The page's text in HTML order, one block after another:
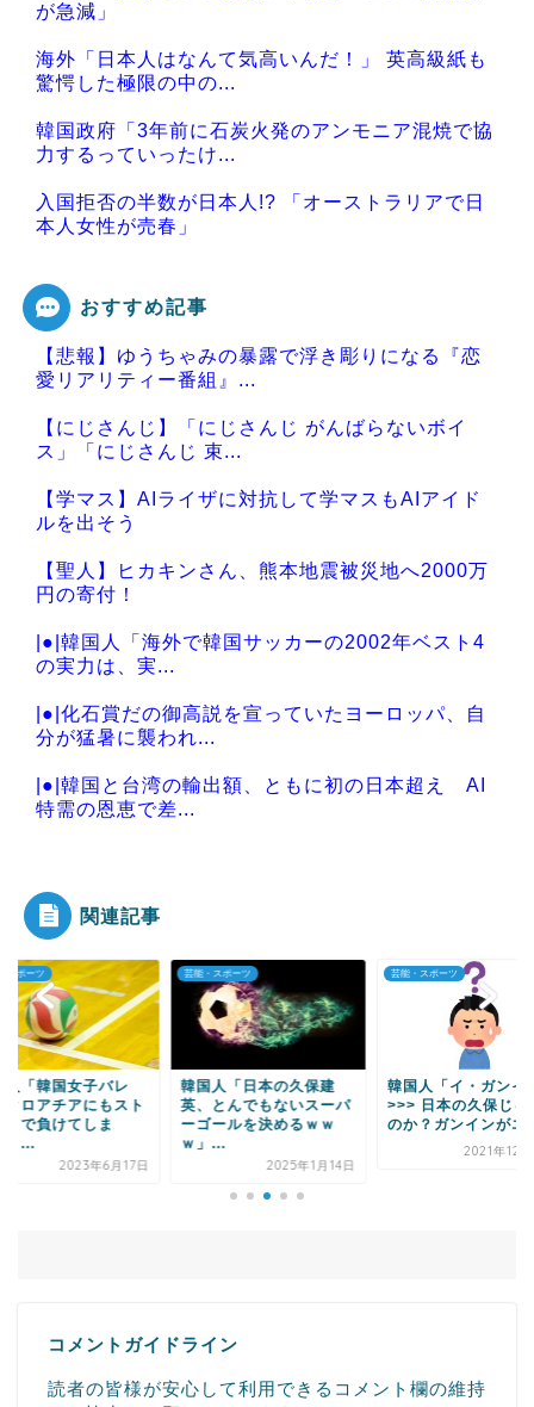
が急減」
海外「日本人はなんて気高いんだ！」 英高級紙も
驚愕した極限の中の...
韓国政府「3年前に石炭火発のアンモニア混焼で協
力するっていったけ...
入国拒否の半数が日本人!? 「オーストラリアで日
本人女性が売春」
Powered by livedoor 相互RSS
おすすめ記事
【悲報】ゆうちゃみの暴露で浮き彫りになる『恋
愛リアリティー番組』...
【にじさんじ】「にじさんじ がんばらないボイ
ス」「にじさんじ 束...
【学マス】AIライザに対抗して学マスもAIアイド
ルを出そう
【聖人】ヒカキンさん、熊本地震被災地へ2000万
円の寄付！
|●|韓国人「海外で韓国サッカーの2002年ベスト4
の実力は、実...
|●|化石賞だの御高説を宣っていたヨーロッパ、自
分が猛暑に襲われ...
|●|韓国と台湾の輸出額、ともに初の日本超え AI
特需の恩恵で差...
Powered by livedoor 相互RSS
関連記事
スポーツ
人「韓国女子バレ
クロアチアにもスト
トで負けてしま
・...
2023年6月17日
芸能・スポーツ
韓国人「日本の久保建
英、とんでもないスーパ
ーゴールを決めるｗｗ
ｗ」...
2025年1月14日
芸能・スポーツ
韓国人「イ・ガンイ
>>> 日本の久保じゃ
のか？ガンインがエ
2021年12
コメントガイドライン
読者の皆様が安心して利用できるコメント欄の維持